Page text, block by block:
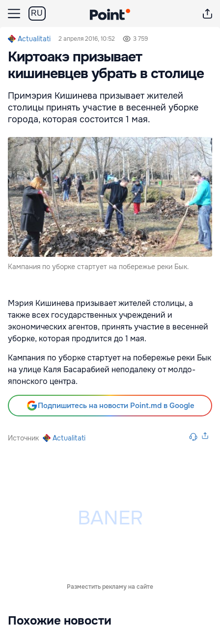
RU
Actualitati 2 апреля 2016, 10:52 3 759
Киртоакэ призывает
кишиневцев убрать в столице
Примэрия Кишинева призывает жителей
столицы принять участие в весенней уборке
города, которая состоится 1 мая.
Кампания по уборке стартует на побережье реки Бык.
Мэрия Кишинева призывает жителей столицы, а
также всех государственных учреждений и
экономических агентов, принять участие в весенней
уборке, которая продлится до 1 мая.
Кампания по уборке стартует на побережье реки Бык
на улице Каля Басарабией неподалеку от молдо-
японского центра.
Подпишитесь на новости Point.md в Google
Источник Actualitati
Разместить рекламу на сайте
Похожие новости